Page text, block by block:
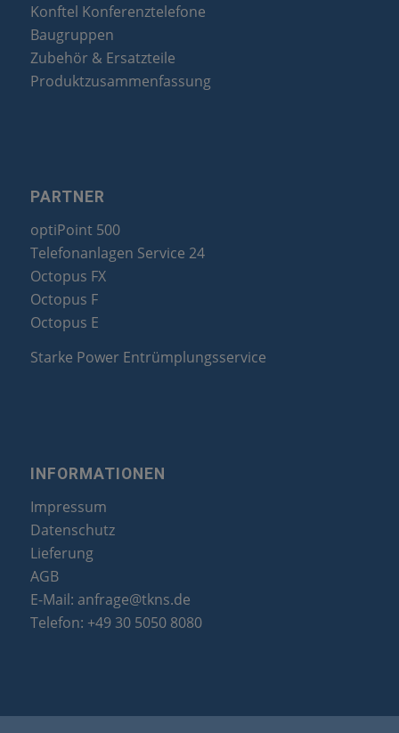
Konftel Konferenztelefone
Baugruppen
Zubehör & Ersatzteile
Produktzusammenfassung
PARTNER
optiPoint 500
Telefonanlagen Service 24
Octopus FX
Octopus F
Octopus E
Starke Power Entrümplungsservice
INFORMATIONEN
Impressum
Datenschutz
Lieferung
AGB
E-Mail: anfrage@tkns.de
Telefon: +49 30 5050 8080